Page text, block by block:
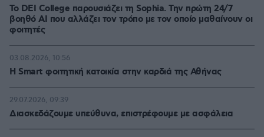
Το DEI College παρουσιάζει τη Sophia. Την πρώτη 24/7
βοηθό AI που αλλάζει τον τρόπο με τον οποίο μαθαίνουν οι
φοιτητές
Η Smart φοιτητική κατοικία στην καρδιά της Αθήνας
03.08.2026, 10:56
Διασκεδάζουμε υπεύθυνα, επιστρέφουμε με ασφάλεια
29.07.2026, 09:39